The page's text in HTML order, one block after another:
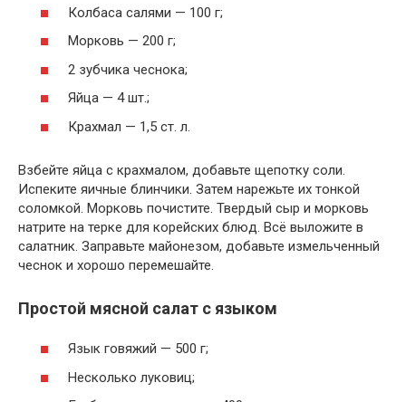
Колбаса салями — 100 г;
Морковь — 200 г;
2 зубчика чеснока;
Яйца — 4 шт.;
Крахмал — 1,5 ст. л.
Взбейте яйца с крахмалом, добавьте щепотку соли.
Испеките яичные блинчики. Затем нарежьте их тонкой
соломкой. Морковь почистите. Твердый сыр и морковь
натрите на терке для корейских блюд. Всё выложите в
салатник. Заправьте майонезом, добавьте измельченный
чеснок и хорошо перемешайте.
Простой мясной салат с языком
Язык говяжий — 500 г;
Несколько луковиц;